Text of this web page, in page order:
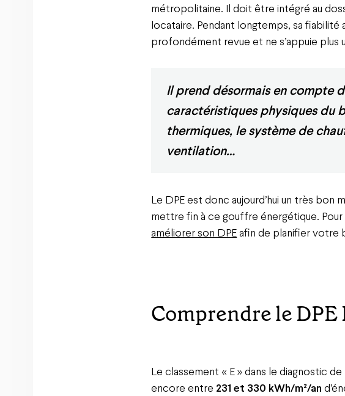
métropolitaine. Il doit être intégré au
locataire. Pendant longtemps, sa fiabilité
profondément revue et ne s’appuie plus
Il prend désormais en compte
caractéristiques physiques du
thermiques, le système de
ventilation…
Le DPE est donc aujourd’hui un très
mettre fin à ce gouffre énergétique.
améliorer son DPEafin de planifier votre
Comprendre le DPE
Le classement « E » dans le diagnostic
encore entre 231 et 330 kWh/m²/an